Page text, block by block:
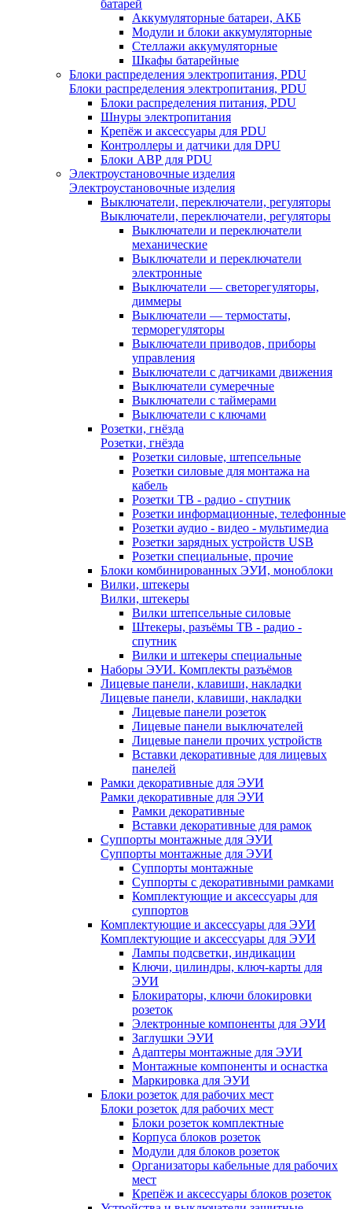
батарей
Аккумуляторные батареи, АКБ
Модули и блоки аккумуляторные
Стеллажи аккумуляторные
Шкафы батарейные
Блоки распределения электропитания, PDU
Блоки распределения электропитания, PDU
Блоки распределения питания, PDU
Шнуры электропитания
Крепёж и аксессуары для PDU
Контроллеры и датчики для DPU
Блоки АВР для PDU
Электроустановочные изделия
Электроустановочные изделия
Выключатели, переключатели, регуляторы
Выключатели, переключатели, регуляторы
Выключатели и переключатели
механические
Выключатели и переключатели
электронные
Выключатели — светорегуляторы,
диммеры
Выключатели — термостаты,
терморегуляторы
Выключатели приводов, приборы
управления
Выключатели с датчиками движения
Выключатели сумеречные
Выключатели с таймерами
Выключатели с ключами
Розетки, гнёзда
Розетки, гнёзда
Розетки силовые, штепсельные
Розетки силовые для монтажа на
кабель
Розетки ТВ - радио - спутник
Розетки информационные, телефонные
Розетки аудио - видео - мультимедиа
Розетки зарядных устройств USB
Розетки специальные, прочие
Блоки комбинированных ЭУИ, моноблоки
Вилки, штекеры
Вилки, штекеры
Вилки штепсельные силовые
Штекеры, разъёмы ТВ - радио -
спутник
Вилки и штекеры специальные
Наборы ЭУИ. Комплекты разъёмов
Лицевые панели, клавиши, накладки
Лицевые панели, клавиши, накладки
Лицевые панели розеток
Лицевые панели выключателей
Лицевые панели прочих устройств
Вставки декоративные для лицевых
панелей
Рамки декоративные для ЭУИ
Рамки декоративные для ЭУИ
Рамки декоративные
Вставки декоративные для рамок
Суппорты монтажные для ЭУИ
Суппорты монтажные для ЭУИ
Суппорты монтажные
Суппорты с декоративными рамками
Комплектующие и аксессуары для
суппортов
Комплектующие и аксессуары для ЭУИ
Комплектующие и аксессуары для ЭУИ
Лампы подсветки, индикации
Ключи, цилиндры, ключ-карты для
ЭУИ
Блокираторы, ключи блокировки
розеток
Электронные компоненты для ЭУИ
Заглушки ЭУИ
Адаптеры монтажные для ЭУИ
Монтажные компоненты и оснастка
Маркировка для ЭУИ
Блоки розеток для рабочих мест
Блоки розеток для рабочих мест
Блоки розеток комплектные
Корпуса блоков розеток
Модули для блоков розеток
Организаторы кабельные для рабочих
мест
Крепёж и аксессуары блоков розеток